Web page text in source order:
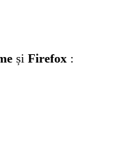
și Firefox :